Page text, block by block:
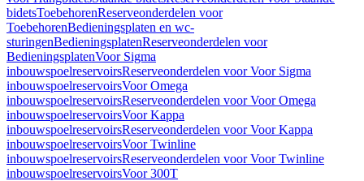
bidetsToebehorenReserveonderdelen voor
ToebehorenBedieningsplaten en wc-
sturingenBedieningsplatenReserveonderdelen voor
BedieningsplatenVoor Sigma
inbouwspoelreservoirsReserveonderdelen voor Voor Sigma
inbouwspoelreservoirsVoor Omega
inbouwspoelreservoirsReserveonderdelen voor Voor Omega
inbouwspoelreservoirsVoor Kappa
inbouwspoelreservoirsReserveonderdelen voor Voor Kappa
inbouwspoelreservoirsVoor Twinline
inbouwspoelreservoirsReserveonderdelen voor Voor Twinline
inbouwspoelreservoirsVoor 300T